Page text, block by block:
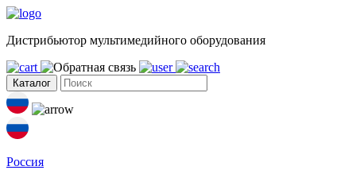
Дистрибьютор мультимедийного оборудования
Каталог
Россия